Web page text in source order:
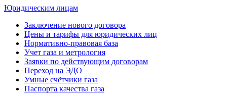
Юридическим лицам
Заключение нового договора
Цены и тарифы для юридических лиц
Нормативно-правовая база
Учет газа и метрология
Заявки по действующим договорам
Переход на ЭДО
Умные счётчики газа
Паспорта качества газа